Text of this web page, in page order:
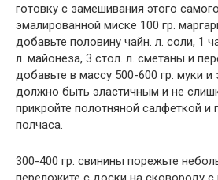
готовку с замешивания этого
эмалированной миске 100 гр.
добавьте половину чайн. л. соли, 1
л. майонеза, 3 стол. л. сметаны и
добавьте в массу 500-600 гр. муки и
должно быть эластичным и не
прикройте полотняной салфеткой и
полчаса.
300-400 гр. свинины порежьте